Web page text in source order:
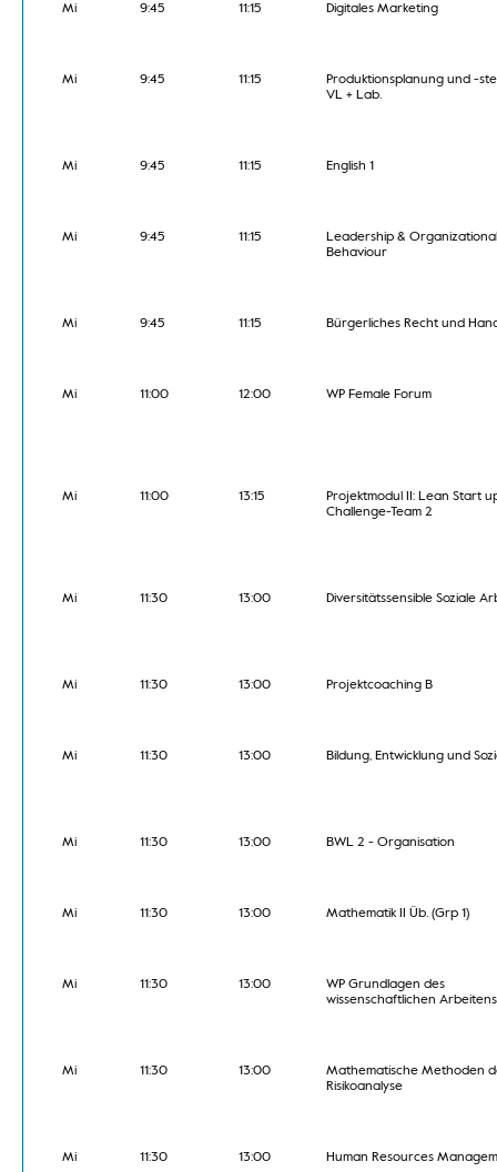
Mi 9:45 11:15 Digitales Marketing
Mi 9:45 11:15
Produktionsplanung und -
VL + Lab.
Mi 9:45 11:15 English 1
Mi 9:45 11:15
Leadership & Organizational
Behaviour
Mi 9:45 11:15 Bürgerliches Recht und
Mi 11:00 12:00 WP Female Forum
Mi 11:00 13:15
Projektmodul II: Lean Start
Challenge-Team 2
Mi 11:30 13:00 Diversitätssensible Soziale
Mi 11:30 13:00 Projektcoaching B
Mi 11:30 13:00 Bildung, Entwicklung und
Mi 11:30 13:00 BWL 2 - Organisation
Mi 11:30 13:00 Mathematik II Üb. (Grp 1)
Mi 11:30 13:00
WP Grundlagen des
wissenschaftlichen Arbeitens
Mi 11:30 13:00
Mathematische Methoden
Risikoanalyse
Mi 11:30 13:00 Human Resources